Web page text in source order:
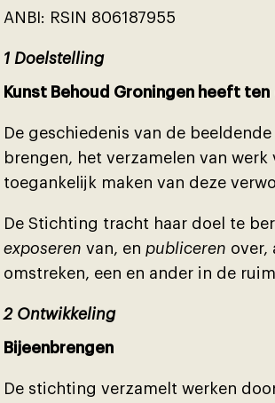
ANBI: RSIN 806187955
1 Doelstelling
Kunst Behoud Groningen heeft ten
De geschiedenis van de
brengen, het verzamelen van
toegankelĳk maken van deze
De Stichting tracht haar doel te
exposeren van, en publiceren over,
omstreken, een en ander in de
2 Ontwikkeling
Bĳeenbrengen
De stichting verzamelt werken